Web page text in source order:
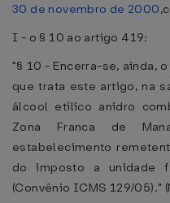
30 de novembro de 2000
I - o § 10 ao artigo 419:
"§ 10 - Encerra-se, ainda,
que trata este artigo, na
álcool etílico anidro
Zona Franca de
estabelecimento
do imposto a unidade
(Convênio ICMS 129/05)."